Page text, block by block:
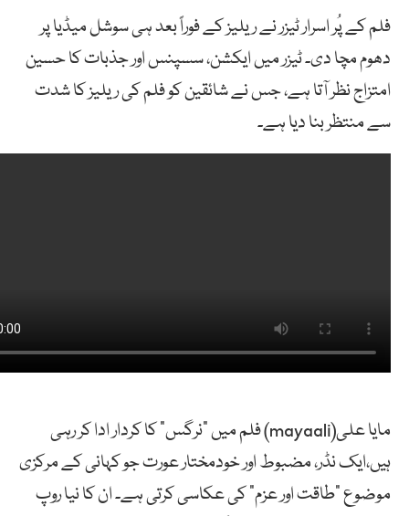
فلم کے پُر اسرار ٹیزر نے ریلیز کے فوراً بعد ہی سوشل میڈیا پر
دھوم مچا دی۔ ٹیزر میں ایکشن، سسپنس اور جذبات کا حسین
امتزاج نظر آتا ہے، جس نے شائقین کو فلم کی ریلیز کا شدت
سے منتظر بنا دیا ہے۔
مایا علی(mayaali) فلم میں “نرگس” کا کردار ادا کر رہی
ہیں،ایک نڈر، مضبوط اور خودمختار عورت جو کہانی کے مرکزی
موضوع “طاقت اور عزم” کی عکاسی کرتی ہے۔ ان کا نیا روپ